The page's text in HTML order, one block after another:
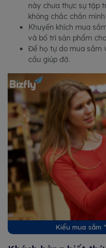
này chưa thực sự tập
không chắc chắn
Khuyến khích mua
và bố trí sản phẩm
Để họ tự do mua sắm
cầu giúp đỡ.
Kiểu mua sắm